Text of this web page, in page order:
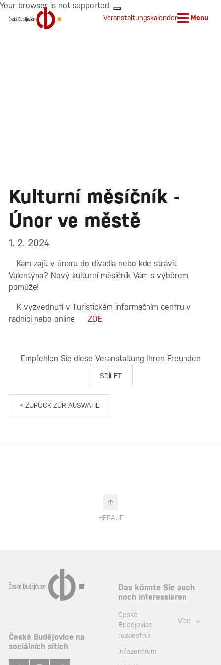
Your browser is not supported.
Veranstaltungskalender Menu
Kulturní měsíčník -
Únor ve městě
1. 2. 2024
Kam zajít v únoru do divadla nebo kde strávit
Valentýna? Nový kulturní měsíčník Vám s výběrem
pomůže!
K vyzvednutí v Turistickém informačním centru v
radnici nebo online
ZDE
Empfehlen Sie diese Veranstaltung Ihren Freunden
SDÍLET
< ZURÜCK ZUR AUSWAHL
HERAUF
České Budějovice na
sociálních sítích
Das könnte Sie auch
noch interessieren
České
Budějovice
rozcestník
Infozentrum
Více